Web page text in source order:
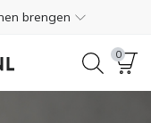
brengen
0